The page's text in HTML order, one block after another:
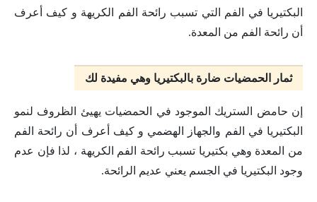
البكتيريا في الفم التي تسبب رائحة الفم الكريهة و كيف أعرف
أن رائحة الفم من المعدة.
ثمار الحمضيات ضارة بالبكتيريا وهي مفيدة لك
إن حامض الستريك الموجود في الحمضيات يهيئ الظروف لنمو
البكتيريا في الفم والجهاز الهضمي و كيف أعرف أن رائحة الفم
من المعدة وهي بكتيريا تسبب رائحة الفم الكريهة ، لذا فإن عدم
وجود البكتيريا في الجسم يعني عديم الرائحة.